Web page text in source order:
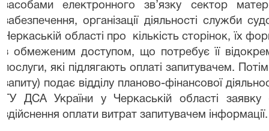
засобами електронного зв’язку сектор
забезпечення, організації діяльності служби
Черкаській області про
кількість сторінок, їх
з обмеженим доступом, що потребує її
послуги, які підлягають оплаті запитувачем.
запиту) подає відділу планово-фінансової
ТУ ДСА України у Черкаській області
здійснення оплати витрат запитувачем інформації.